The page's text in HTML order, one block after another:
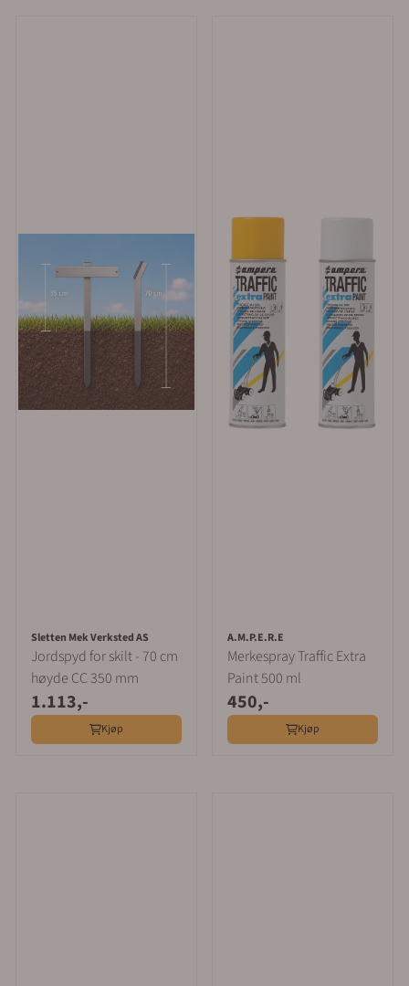
Sletten Mek Verksted AS
Jordspyd for skilt - 70 cm
høyde CC 350 mm
1.113,-
Kjøp
A.M.P.E.R.E
Merkespray Traffic Extra
Paint 500 ml
450,-
Kjøp